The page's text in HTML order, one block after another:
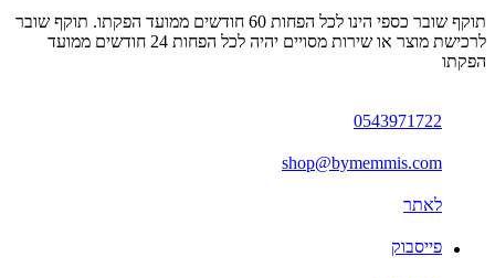
תוקף שובר כספי הינו לכל הפחות 60 חודשים ממועד הפקתו. תוקף שובר
לרכישת מוצר או שירות מסויים יהיה לכל הפחות 24 חודשים ממועד
הפקתו
0543971722
shop@bymemmis.com
לאתר
פייסבוק